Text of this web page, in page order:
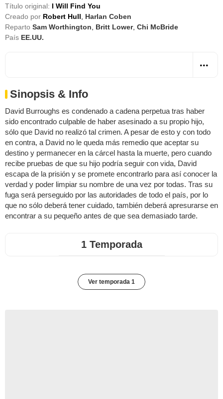
Título original: I Will Find You
Creado por Robert Hull
Harlan Coben
Reparto Sam Worthington Britt Lower, Chi McBride
País EE.UU.
Sinopsis & Info
David Burroughs es condenado a cadena perpetua tras haber
sido encontrado culpable de haber asesinado a su propio hijo,
sólo que David no realizó tal crimen. A pesar de esto y con todo
en contra, a David no le queda más remedio que aceptar su
destino y permanecer en la cárcel hasta la muerte, pero cuando
recibe pruebas de que su hijo podría seguir con vida, David
escapa de la prisión y se promete encontrarlo para así conocer la
verdad y poder limpiar su nombre de una vez por todas. Tras su
fuga será perseguido por las autoridades de todo el país, por lo
que no sólo deberá tener cuidado, también deberá apresurarse en
encontrar a su pequeño antes de que sea demasiado tarde.
1 Temporada
Ver temporada 1